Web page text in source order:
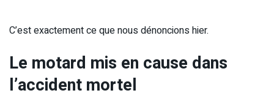
C’est exactement ce que nous dénoncions hier.
Le motard mis en cause dans
l’accident mortel